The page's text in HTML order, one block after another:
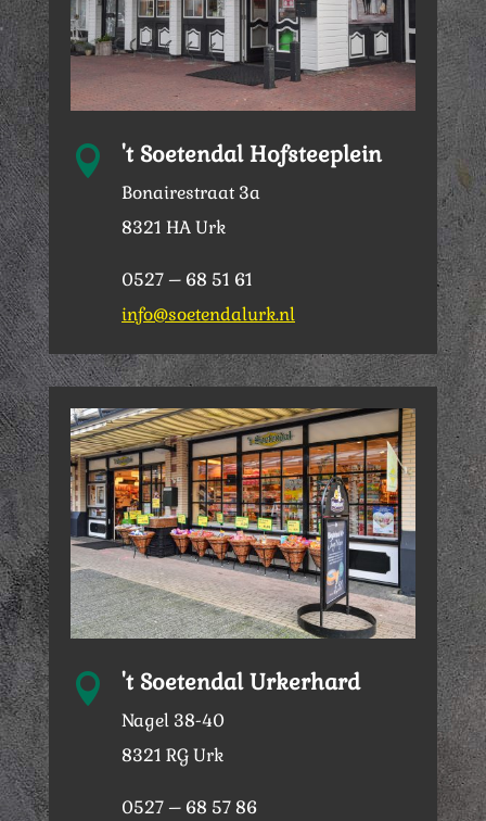
 't Soetendal Hofsteeplein
Bonairestraat 3a
8321 HA Urk
0527 – 68 51 61
info@soetendalurk.nl
 't Soetendal Urkerhard
Nagel 38-40
8321 RG Urk
0527 – 68 57 86